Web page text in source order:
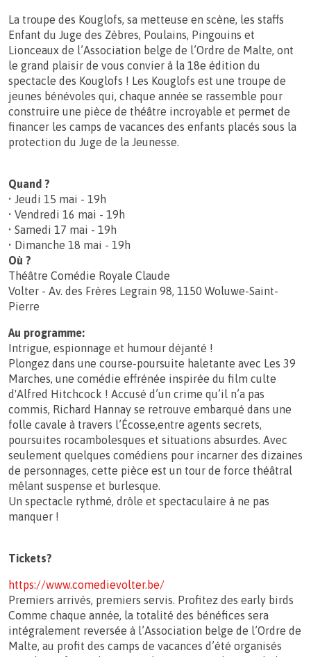
La troupe des Kouglofs, sa metteuse en scène, les staffs
Enfant du Juge des Zèbres, Poulains, Pingouins et
Lionceaux de l’Association belge de l’Ordre de Malte, ont
le grand plaisir de vous convier à la 18e édition du
spectacle des Kouglofs ! Les Kouglofs est une troupe de
jeunes bénévoles qui, chaque année se rassemble pour
construire une pièce de théâtre incroyable et permet de
financer les camps de vacances des enfants placés sous la
protection du Juge de la Jeunesse.
Quand ?
• Jeudi 15 mai - 19h
• Vendredi 16 mai - 19h
• Samedi 17 mai - 19h
• Dimanche 18 mai - 19h
Où ?
Théâtre Comédie Royale Claude
Volter - Av. des Frères Legrain 98, 1150 Woluwe-Saint-
Pierre
Au programme:
Intrigue, espionnage et humour déjanté !
Plongez dans une course-poursuite haletante avec Les 39
Marches, une comédie effrénée inspirée du film culte
d'Alfred Hitchcock ! Accusé d’un crime qu’il n’a pas
commis, Richard Hannay se retrouve embarqué dans une
folle cavale à travers l’Écosse,entre agents secrets,
poursuites rocambolesques et situations absurdes. Avec
seulement quelques comédiens pour incarner des dizaines
de personnages, cette pièce est un tour de force théâtral
mêlant suspense et burlesque.
Un spectacle rythmé, drôle et spectaculaire à ne pas
manquer !
Tickets?
https://www.comedievolter.be/
Premiers arrivés, premiers servis. Profitez des early birds
Comme chaque année, la totalité des bénéfices sera
intégralement reversée à l’Association belge de l’Ordre de
Malte, au profit des camps de vacances d’été organisés